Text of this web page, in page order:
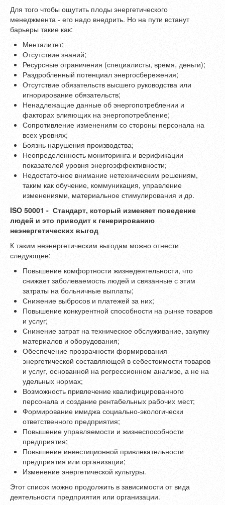
Для того чтобы ощутить плоды энергетического
менеджмента - его надо внедрить. Но на пути встанут
барьеры такие как:
Менталитет;
Отсутствие знаний;
Ресурсные ограничения (специалисты, время, деньги);
Раздробленный потенциал энергосбережения;
Отсутствие обязательств высшего руководства или
игнорирование обязательств;
Ненадлежащие данные об энергопотреблении и
факторах влияющих на энергопотребление;
Сопротивление изменениям со стороны персонала на
всех уровнях;
Боязнь нарушения производства;
Неопределенность мониторинга и верификации
показателей уровня энергоэффективности;
Недостаточное внимание нетехническим решениям,
таким как обучение, коммуникация, управление
изменениями, материальное стимулирования и др.
ISO 50001 - Стандарт, который изменяет поведение
людей и это приводит к генерированию
неэнергетических выгод
К таким неэнергетическим выгодам можно отнести
следующее:
Повышение комфортности жизнедеятельности, что
снижает заболеваемость людей и связанные с этим
затраты на больничные выплаты;
Снижение выбросов и платежей за них;
Повышение конкурентной способности на рынке товаров
и услуг;
Снижение затрат на техническое обслуживание, закупку
материалов и оборудования;
Обеспечение прозрачности формирования
энергетической составляющей в себестоимости товаров
и услуг, основанной на регрессионном анализе, а не на
удельных нормах;
Возможность привлечение квалифицированного
персонала и создание рентабельных рабочих мест;
Формирование имиджа социально-экологически
ответственного предприятия;
Повышение управляемости и жизнеспособности
предприятия;
Повышение инвестиционной привлекательности
предприятия или организации;
Изменение энергетической культуры.
Этот список можно продолжить в зависимости от вида
деятельности предприятия или организации.